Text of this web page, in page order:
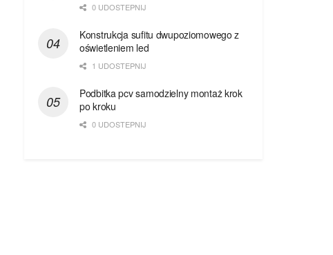
0 UDOSTEPNIJ
Konstrukcja sufitu dwupoziomowego z
oświetleniem led
1 UDOSTEPNIJ
Podbitka pcv samodzielny montaż krok
po kroku
0 UDOSTEPNIJ